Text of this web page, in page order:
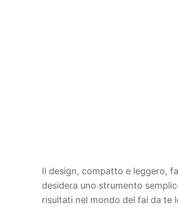
Il design, compatto e leggero,
desidera uno strumento
risultati nel mondo del fai da te